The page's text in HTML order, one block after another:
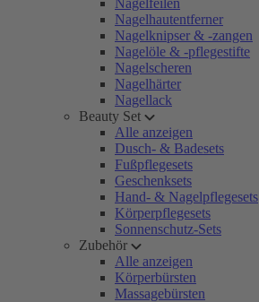
Nagelfeilen
Nagelhautentferner
Nagelknipser & -zangen
Nagelöle & -pflegestifte
Nagelscheren
Nagelhärter
Nagellack
Beauty Set
Alle anzeigen
Dusch- & Badesets
Fußpflegesets
Geschenksets
Hand- & Nagelpflegesets
Körperpflegesets
Sonnenschutz-Sets
Zubehör
Alle anzeigen
Körperbürsten
Massagebürsten